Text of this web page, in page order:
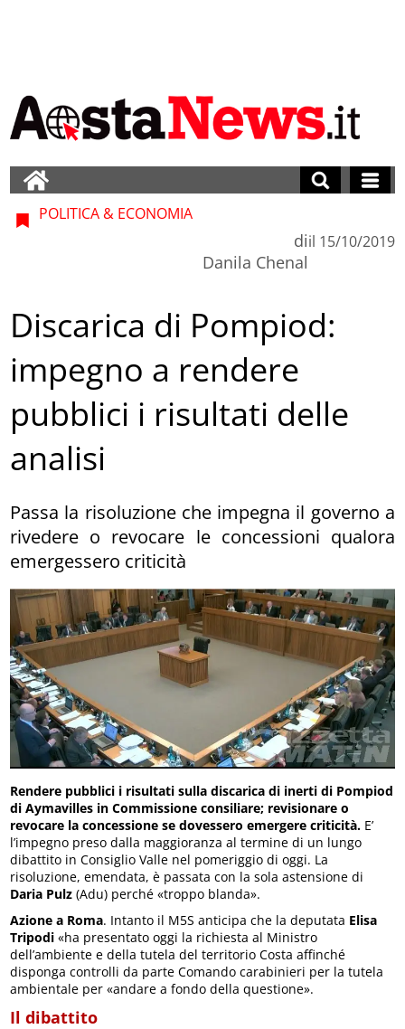
POLITICA & ECONOMIA
di
Danila Chenal
il 15/10/2019
Discarica di Pompiod:
impegno a rendere
pubblici i risultati delle
analisi
Passa la risoluzione che impegna il governo a
rivedere o revocare le concessioni qualora
emergessero criticità
Rendere pubblici i risultati sulla discarica di inerti di Pompiod
di Aymavilles in Commissione consiliare; revisionare o
revocare la concessione se dovessero emergere criticità. E’
l’impegno preso dalla maggioranza al termine di un lungo
dibattito in Consiglio Valle nel pomeriggio di oggi. La
risoluzione, emendata, è passata con la sola astensione di
Daria Pulz (Adu) perché «troppo blanda».
Azione a Roma. Intanto il M5S anticipa che la deputata Elisa
Tripodi «ha presentato oggi la richiesta al Ministro
dell’ambiente e della tutela del territorio Costa affinché
disponga controlli da parte Comando carabinieri per la tutela
ambientale per «andare a fondo della questione».
Il dibattito